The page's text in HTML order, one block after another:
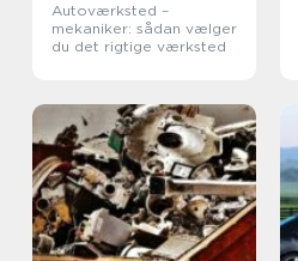
Autoværksted –
mekaniker: sådan vælger
du det rigtige værksted